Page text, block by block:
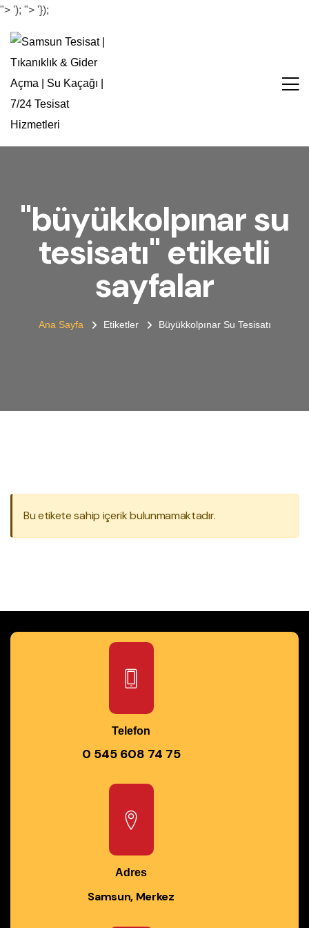
"> '); "> '});
"büyükkolpınar su
tesisatı" etiketli
sayfalar
Ana Sayfa Etiketler Büyükkolpınar Su Tesisatı
Bu etikete sahip içerik bulunmamaktadır.
Telefon
0 545 608 74 75
Adres
Samsun, Merkez